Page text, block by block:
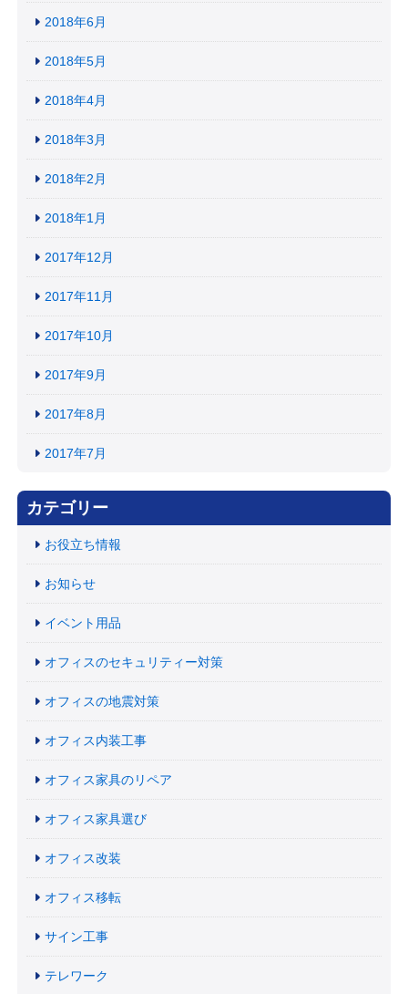
2018年6月
2018年5月
2018年4月
2018年3月
2018年2月
2018年1月
2017年12月
2017年11月
2017年10月
2017年9月
2017年8月
2017年7月
カテゴリー
お役立ち情報
お知らせ
イベント用品
オフィスのセキュリティー対策
オフィスの地震対策
オフィス内装工事
オフィス家具のリペア
オフィス家具選び
オフィス改装
オフィス移転
サイン工事
テレワーク